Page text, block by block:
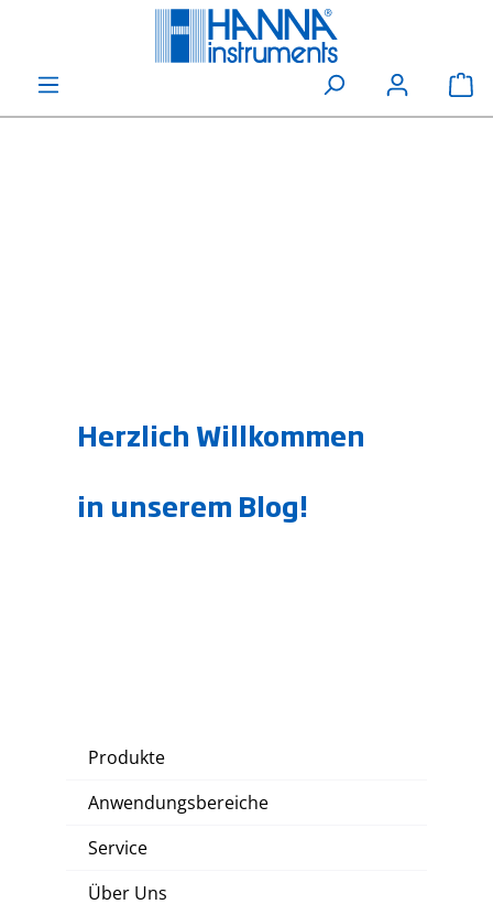
Herzlich Willkommen
in unserem Blog!
Produkte
Anwendungsbereiche
Service
Über Uns